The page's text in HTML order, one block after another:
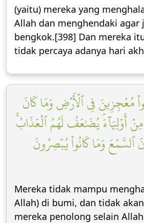
(yaitu) mereka yang
Allah dan menghendaki agar
bengkok.[398] Dan mereka
tidak percaya adanya hari
مُعۡجِزِينَ فِي ٱلۡأَرۡضِ وَمَا كَانَ
أَوۡلِيَآءَۘ يُضَٰعَفُ لَهُمُ ٱلۡعَذَابُۚ
ٱلسَّمۡعَ وَمَا كَانُواْ يُبۡصِرُونَ
Mereka tidak mampu
Allah) di bumi, dan tidak
mereka penolong selain